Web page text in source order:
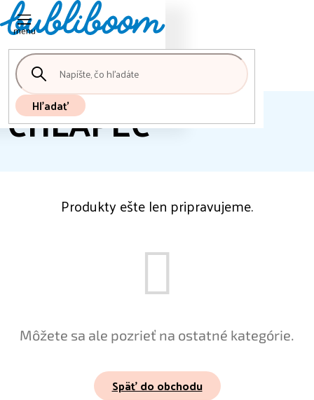
Prejsť
na
obsah
Hľadať
košík
CHLAPEC
Produkty ešte len pripravujeme.
Môžete sa ale pozrieť na ostatné kategórie.
Späť do obchodu